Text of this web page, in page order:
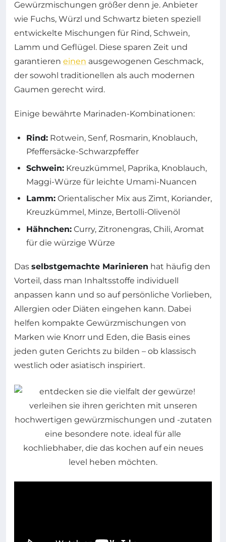
Gewürzmischungen größer denn je. Anbieter
wie Fuchs, Würzl und Schwartz bieten speziell
entwickelte Mischungen für Rind, Schwein,
Lamm und Geflügel. Diese sparen Zeit und
garantieren einen ausgewogenen Geschmack,
der sowohl traditionellen als auch modernen
Gaumen gerecht wird.
Einige bewährte Marinaden-Kombinationen:
Rind: Rotwein, Senf, Rosmarin, Knoblauch,
Pfeffersäcke-Schwarzpfeffer
Schwein: Kreuzkümmel, Paprika, Knoblauch,
Maggi-Würze für leichte Umami-Nuancen
Lamm: Orientalischer Mix aus Zimt, Koriander,
Kreuzkümmel, Minze, Bertolli-Olivenöl
Hähnchen: Curry, Zitronengras, Chili, Aromat
für die würzige Würze
Das selbstgemachte Marinieren hat häufig den
Vorteil, dass man Inhaltsstoffe individuell
anpassen kann und so auf persönliche Vorlieben,
Allergien oder Diäten eingehen kann. Dabei
helfen kompakte Gewürzmischungen von
Marken wie Knorr und Eden, die Basis eines
jeden guten Gerichts zu bilden – ob klassisch
westlich oder asiatisch inspiriert.